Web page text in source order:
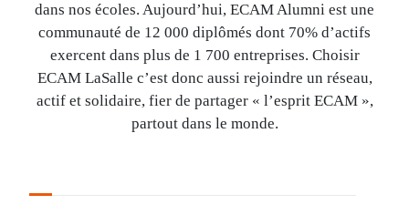
dans nos écoles. Aujourd’hui, ECAM Alumni est une
communauté de 12 000 diplômés dont 70% d’actifs
exercent dans plus de 1 700 entreprises. Choisir
ECAM LaSalle c’est donc aussi rejoindre un réseau,
actif et solidaire, fier de partager « l’esprit ECAM »,
partout dans le monde.